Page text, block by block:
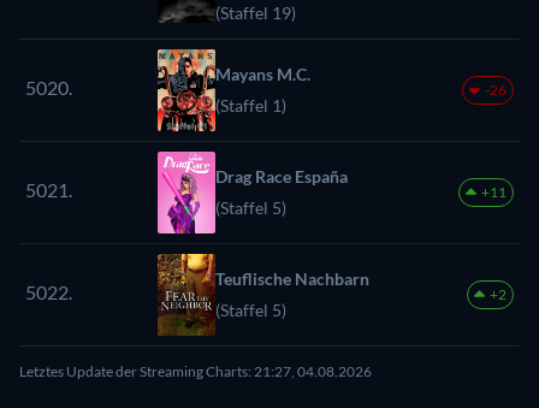
(Staffel 19)
5020.
Mayans M.C.
(Staffel 1)
-26
5021.
Drag Race España
(Staffel 5)
+11
5022.
Teuflische Nachbarn
(Staffel 5)
+2
Letztes Update der Streaming Charts: 21:27, 04.08.2026